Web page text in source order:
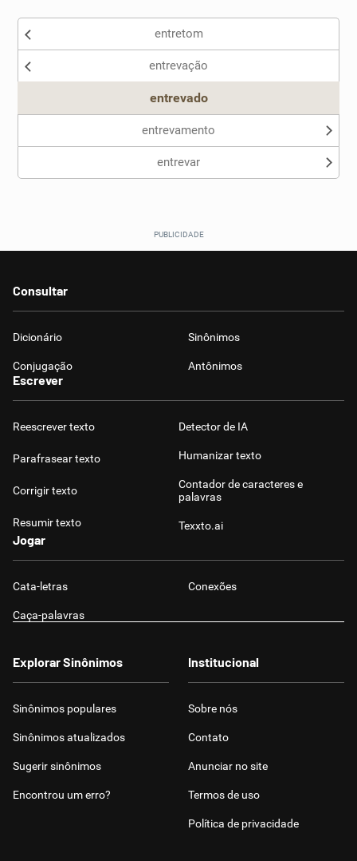
Sinônimos
Nenhum dos sinônimos apresentados me ajudou
entretom
entrevação
entrevado
entrevamento
entrevar
Consultar
Dicionário Sinônimos
Conjugação Antônimos
Escrever
Reescrever texto
Parafrasear texto
Corrigir texto
Resumir texto
Detector de IA
Humanizar texto
Contador de caracteres e
palavras
Texxto.ai
Jogar
Cata-letras Conexões
Caça-palavras
Explorar Sinônimos
Sinônimos populares
Sinônimos atualizados
Sugerir sinônimos
Encontrou um erro?
Institucional
Sobre nós
Contato
Anunciar no site
Termos de uso
Política de privacidade